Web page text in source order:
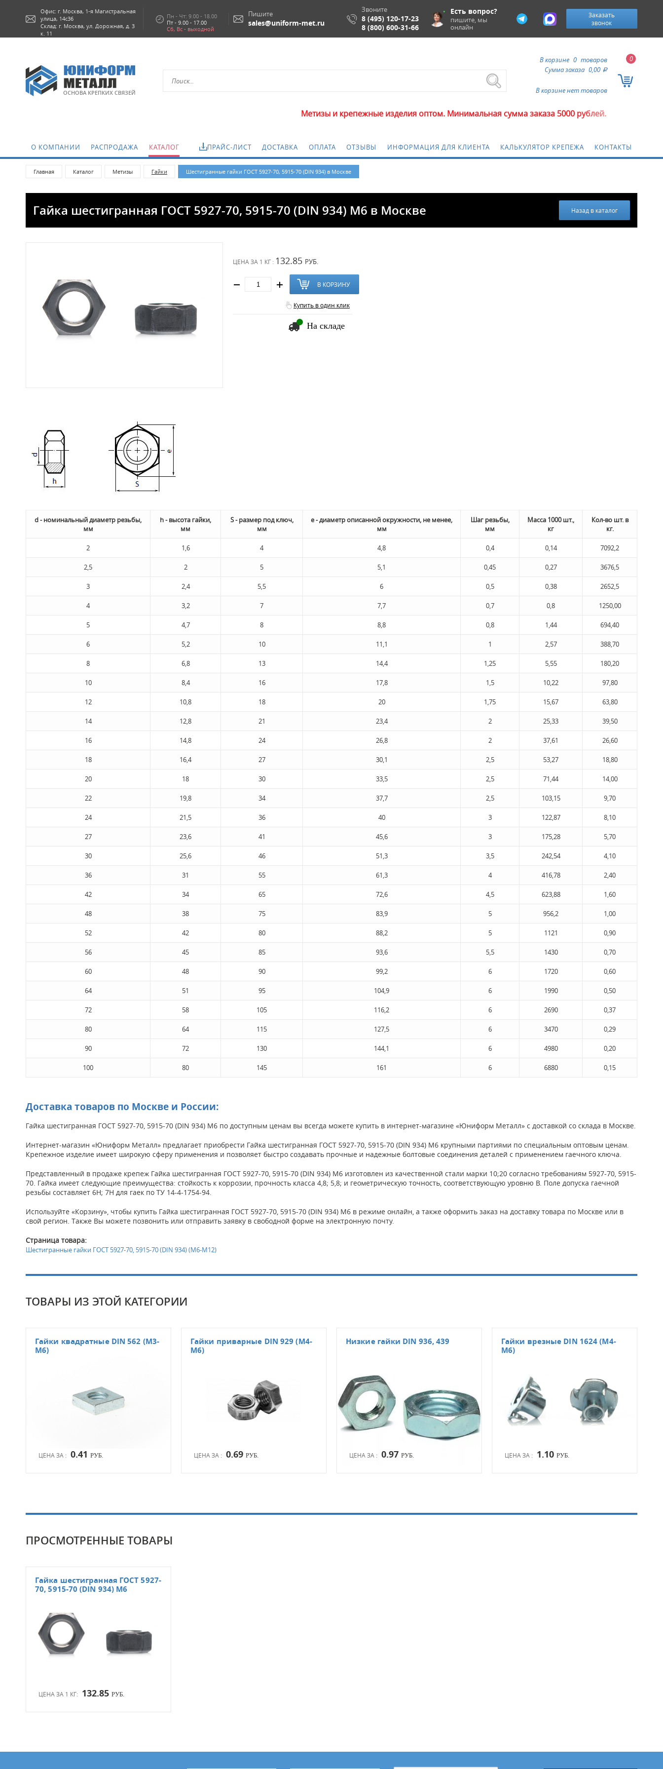
Есть вопрос?
пишите, мы
онлайн
Офис: г. Москва, 1-я Магистральная
улица, 14с36
Склад: г. Москва, ул. Дорожная, д. 3
к. 11
Пн - Чт: 9.00 - 18.00
Пт - 9.00 - 17.00
Сб, Вс - выходной
Пишите
sales@uniform-met.ru
Звоните
8 (495) 120-17-23
8 (800) 600-31-66
Заказать
звонок
ОСНОВА КРЕПКИХ СВЯЗЕЙ
0
В корзине 0 товаров
Сумма заказа 0,00 a
В корзине нет товаров
Метизы и крепежные изделия оптом. Минимальная сумма заказа 5000 рублей.
О КОМПАНИИ РАСПРОДАЖА КАТАЛОГ ПРАЙС-ЛИСТ ДОСТАВКА ОПЛАТА ОТЗЫВЫ ИНФОРМАЦИЯ ДЛЯ КЛИЕНТА КАЛЬКУЛЯТОР КРЕПЕЖА КОНТАКТЫ
Главная Каталог Метизы Гайки Шестигранные гайки ГОСТ 5927-70, 5915-70 (DIN 934) в Москве
Гайка шестигранная ГОСТ 5927-70, 5915-70 (DIN 934) М6 в Москве Назад в каталог
ЦЕНА ЗА 1 КГ : 132.85 РУБ.
В КОРЗИНУ
Купить в один клик
На складе
d - номинальный диаметр резьбы,
мм
h - высота гайки,
мм
S - размер под ключ,
мм
e - диаметр описанной окружности, не менее,
мм
Шаг резьбы,
мм
Масса 1000 шт.,
кг
Кол-во шт. в
кг.
2 1,6 4 4,8 0,4 0,14 7092,2
2,5 2 5 5,1 0,45 0,27 3676,5
3 2,4 5,5 6 0,5 0,38 2652,5
4 3,2 7 7,7 0,7 0,8 1250,00
5 4,7 8 8,8 0,8 1,44 694,40
6 5,2 10 11,1 1 2,57 388,70
8 6,8 13 14,4 1,25 5,55 180,20
10 8,4 16 17,8 1,5 10,22 97,80
12 10,8 18 20 1,75 15,67 63,80
14 12,8 21 23,4 2 25,33 39,50
16 14,8 24 26,8 2 37,61 26,60
18 16,4 27 30,1 2,5 53,27 18,80
20 18 30 33,5 2,5 71,44 14,00
22 19,8 34 37,7 2,5 103,15 9,70
24 21,5 36 40 3 122,87 8,10
27 23,6 41 45,6 3 175,28 5,70
30 25,6 46 51,3 3,5 242,54 4,10
36 31 55 61,3 4 416,78 2,40
42 34 65 72,6 4,5 623,88 1,60
48 38 75 83,9 5 956,2 1,00
52 42 80 88,2 5 1121 0,90
56 45 85 93,6 5,5 1430 0,70
60 48 90 99,2 6 1720 0,60
64 51 95 104,9 6 1990 0,50
72 58 105 116,2 6 2690 0,37
80 64 115 127,5 6 3470 0,29
90 72 130 144,1 6 4980 0,20
100 80 145 161 6 6880 0,15
Доставка товаров по Москве и России:
Гайка шестигранная ГОСТ 5927-70, 5915-70 (DIN 934) М6 по доступным ценам вы всегда можете купить в интернет-магазине «Юниформ Металл» с доставкой со склада в Москве.
Интернет-магазин «Юниформ Металл» предлагает приобрести Гайка шестигранная ГОСТ 5927-70, 5915-70 (DIN 934) М6 крупными партиями по специальным оптовым ценам.
Крепежное изделие имеет широкую сферу применения и позволяет быстро создавать прочные и надежные болтовые соединения деталей с применением гаечного ключа.
Представленный в продаже крепеж Гайка шестигранная ГОСТ 5927-70, 5915-70 (DIN 934) М6 изготовлен из качественной стали марки 10;20 согласно требованиям 5927-70, 5915-
70. Гайка имеет следующие преимущества: стойкость к коррозии, прочность класса 4,8; 5,8; и геометрическую точность, соответствующую уровню В. Поле допуска гаечной
резьбы составляет 6Н; 7Н для гаек по ТУ 14-4-1754-94.
Используйте «Корзину», чтобы купить Гайка шестигранная ГОСТ 5927-70, 5915-70 (DIN 934) М6 в режиме онлайн, а также оформить заказ на доставку товара по Москве или в
свой регион. Также Вы можете позвонить или отправить заявку в свободной форме на электронную почту.
Страница товара:
Шестигранные гайки ГОСТ 5927-70, 5915-70 (DIN 934) (М6-М12)
ТОВАРЫ ИЗ ЭТОЙ КАТЕГОРИИ
ЦЕНА ЗА : 0.41 РУБ.
Гайки квадратные DIN 562 (М3-
М6)
ЦЕНА ЗА : 0.69 РУБ.
Гайки приварные DIN 929 (М4-
М6)
ЦЕНА ЗА : 0.97 РУБ.
Низкие гайки DIN 936, 439
ЦЕНА ЗА : 1.10 РУБ.
Гайки врезные DIN 1624 (М4-
М6)
ПРОСМОТРЕННЫЕ ТОВАРЫ
ЦЕНА ЗА 1 КГ: 132.85 РУБ.
Гайка шестигранная ГОСТ 5927-
70, 5915-70 (DIN 934) М6